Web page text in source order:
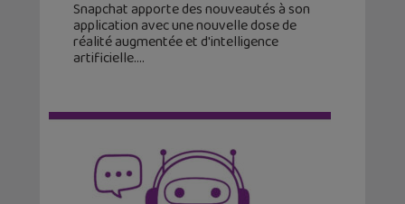
Snapchat apporte des nouveautés à son
application avec une nouvelle dose de
réalité augmentée et d'intelligence
artificielle.